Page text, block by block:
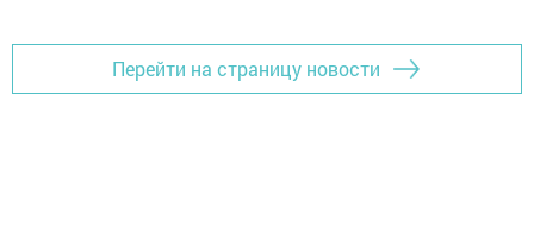
Перейти на страницу новости